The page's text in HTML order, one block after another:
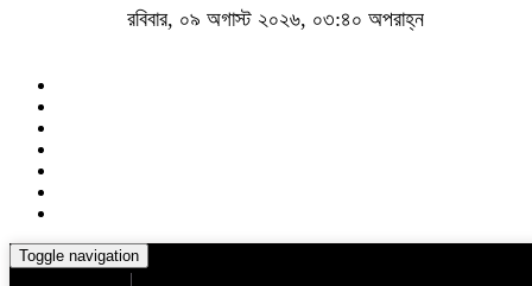
রবিবার, ০৯ অগাস্ট ২০২৬, ০৩:৪০ অপরাহ্ন
Toggle navigation